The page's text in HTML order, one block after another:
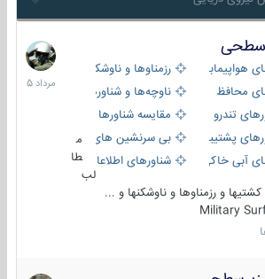
و بالگرد بررزمناوها و ناوشکن‌ها
محافظ
ناوچه‌ها و شناورهای گشتی
تندرو
مقایسه شناورها
پشتیبانی
بی سرنشین های دریایی
آبی خاکی و نیروبرشناورهای اطلاعاتی و جاسوسی
طا
لب
و رزمناوها و ناوشکنها و ...
Military
2
مرداد
1405